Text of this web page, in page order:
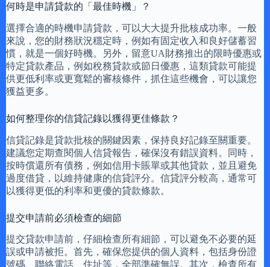
何時是申請貸款的「最佳時機」？
選擇合適的時機申請貸款，可以大大提升批核成功率。一般
來說，您的財務狀況穩定時，例如有固定收入和良好儲蓄習
慣，就是一個好時機。另外，留意UA財務推出的限時優惠或
特定貸款產品，例如稅務貸款或節日優惠，這類貸款可能提
供更低利率或更寬鬆的審核條件，抓住這些機會，可以讓您
獲益更多。
如何整理你的信貸記錄以獲得更佳條款？
信貸記錄是貸款批核的關鍵因素，保持良好記錄至關重要。
建議您定期查閱個人信貸報告，確保沒有錯誤資料。同時，
按時償還所有債務，例如信用卡賬單或其他貸款，並且避免
過度借貸，以維持健康的信貸評分。信貸評分較高，通常可
以獲得更低的利率和更優的貸款條款。
提交申請前必須檢查的細節
提交貸款申請前，仔細檢查所有細節，可以避免不必要的延
誤或申請被拒。首先，確保您提供的個人資料，包括身份證
號碼、聯絡電話、住址等，全部準確無誤。其次，檢查所有